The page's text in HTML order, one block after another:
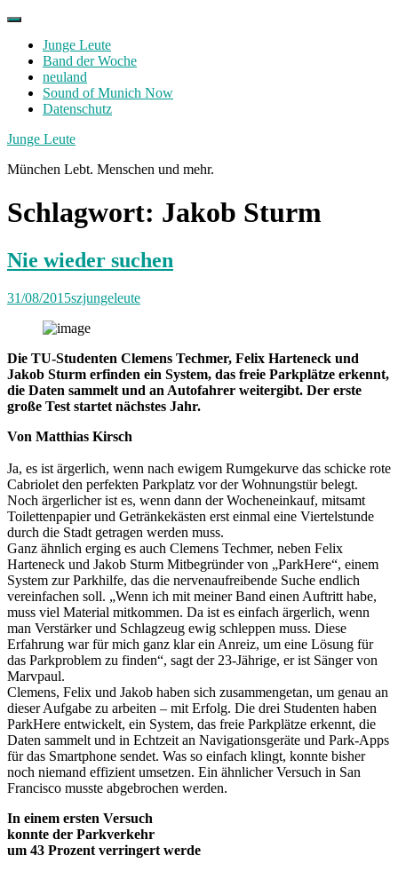
Skip
contentJunge Leute
Band der Woche
neuland
Sound of Munich Now
Datenschutz
Facebook
Twitter
Instagram
Junge Leute
München Lebt. Menschen und mehr.
Schlagwort: Jakob Sturm
Nie wieder suchen
31/08/2015szjungeleute
Die TU-Studenten Clemens Techmer, Felix Harteneck und
Jakob Sturm erfinden ein System, das freie Parkplätze erkennt,
die Daten sammelt und an Autofahrer weitergibt. Der erste
große Test startet nächstes Jahr.
Von Matthias Kirsch
Ja, es ist ärgerlich, wenn nach ewigem Rumgekurve das schicke rote
Cabriolet den perfekten Parkplatz vor der Wohnungstür belegt.
Noch ärgerlicher ist es, wenn dann der Wocheneinkauf, mitsamt
Toilettenpapier und Getränkekästen erst einmal eine Viertelstunde
durch die Stadt getragen werden muss.
Ganz ähnlich erging es auch Clemens Techmer, neben Felix
Harteneck und Jakob Sturm Mitbegründer von „ParkHere“, einem
System zur Parkhilfe, das die nervenaufreibende Suche endlich
vereinfachen soll. „Wenn ich mit meiner Band einen Auftritt habe,
muss viel Material mitkommen. Da ist es einfach ärgerlich, wenn
man Verstärker und Schlagzeug ewig schleppen muss. Diese
Erfahrung war für mich ganz klar ein Anreiz, um eine Lösung für
das Parkproblem zu finden“, sagt der 23-Jährige, er ist Sänger von
Marvpaul.
Clemens, Felix und Jakob haben sich zusammengetan, um genau an
dieser Aufgabe zu arbeiten – mit Erfolg. Die drei Studenten haben
ParkHere entwickelt, ein System, das freie Parkplätze erkennt, die
Daten sammelt und in Echtzeit an Navigationsgeräte und Park-Apps
für das Smartphone sendet. Was so einfach klingt, konnte bisher
noch niemand effizient umsetzen. Ein ähnlicher Versuch in San
Francisco musste abgebrochen werden.
In einem ersten Versuch
konnte der Parkverkehr
um 43 Prozent verringert werde